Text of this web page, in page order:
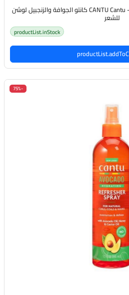
CANTU Cantu - Guava and Ginger - Hair Lotion كانتو الجوافة والزنجبيل لوشن
للشعر
productList.inStock
-75%